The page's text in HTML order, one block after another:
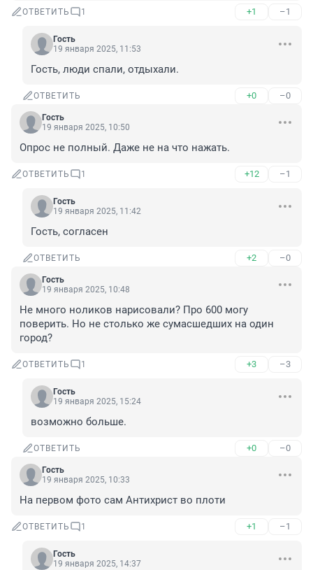
ОТВЕТИТЬ 1 +1 –1
Гость
19 января 2025, 11:53
Гость, люди спали, отдыхали.
ОТВЕТИТЬ +0 –0
Гость
19 января 2025, 10:50
Опрос не полный. Даже не на что нажать.
ОТВЕТИТЬ 1 +12 –1
Гость
19 января 2025, 11:42
Гость, согласен
ОТВЕТИТЬ +2 –0
Гость
19 января 2025, 10:48
Не много ноликов нарисовали? Про 600 могу
поверить. Но не столько же сумасшедших на один
город?
ОТВЕТИТЬ 1 +3 –3
Гость
19 января 2025, 15:24
возможно больше.
ОТВЕТИТЬ +0 –0
Гость
19 января 2025, 10:33
На первом фото сам Антихрист во плоти
ОТВЕТИТЬ 1 +1 –1
Гость
19 января 2025, 14:37